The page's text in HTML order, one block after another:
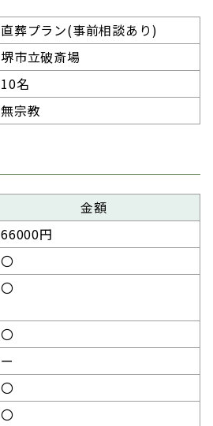
直葬プラン(事前相談あり)
堺市立破斎場
10名
無宗教
金額
66000円
〇
〇
〇
ー
〇
〇